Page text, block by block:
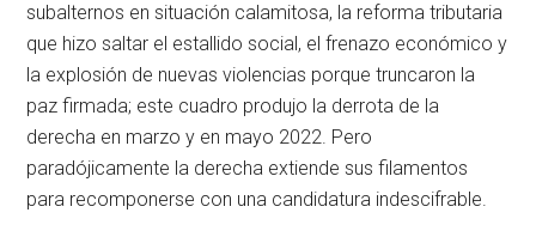
subalternos en situación calamitosa, la reforma tributaria
que hizo saltar el estallido social, el frenazo económico y
la explosión de nuevas violencias porque truncaron la
paz firmada; este cuadro produjo la derrota de la
derecha en marzo y en mayo 2022. Pero
paradójicamente la derecha extiende sus filamentos
para recomponerse con una candidatura indescifrable.